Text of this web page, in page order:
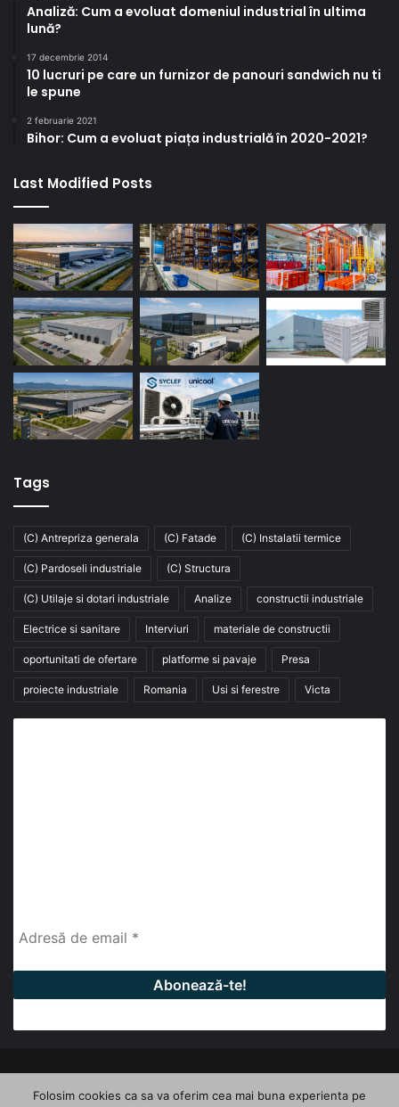
Analiză: Cum a evoluat domeniul industrial în ultima
lună?
17 decembrie 2014
10 lucruri pe care un furnizor de panouri sandwich nu ti
le spune
2 februarie 2021
Bihor: Cum a evoluat piața industrială în 2020-2021?
Last Modified Posts
Tags
(C) Antrepriza generala (C) Fatade (C) Instalatii termice
(C) Pardoseli industriale (C) Structura
(C) Utilaje si dotari industriale Analize constructii industriale
Electrice si sanitare Interviuri materiale de constructii
oportunitati de ofertare platforme si pavaje Presa
proiecte industriale Romania Usi si ferestre Victa
Folosim cookies ca sa va oferim cea mai buna experienta pe